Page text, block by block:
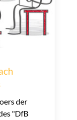
der
"DfB